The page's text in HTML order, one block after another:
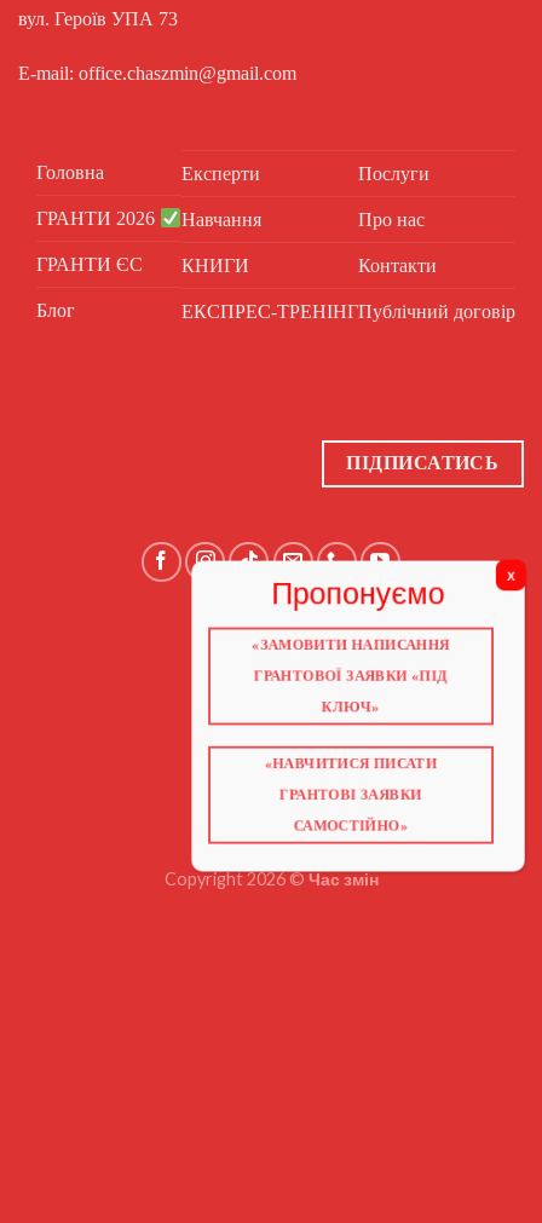
вул. Героїв УПА 73
E-mail: office.chaszmin@gmail.com
Головна
ГРАНТИ 2026
ГРАНТИ ЄС
Блог
Експерти
Навчання
КНИГИ
ЕКСПРЕС-ТРЕНІНГ
Послуги
Про нас
Контакти
Публічний договір
ПІДПИСАТИСЬ
ГОЛОВНА
ГРАНТИ 2026
НАВЧАННЯ
КНИГИ
ВІДЕО ПРО ГРАНТИ
Copyright 2026 ©Час змін
«ЗАМОВИТИ НАПИСАННЯ
ГРАНТОВОЇ ЗАЯВКИ «ПІД
КЛЮЧ»
«НАВЧИТИСЯ ПИСАТИ
ГРАНТОВІ ЗАЯВКИ
САМОСТІЙНО»